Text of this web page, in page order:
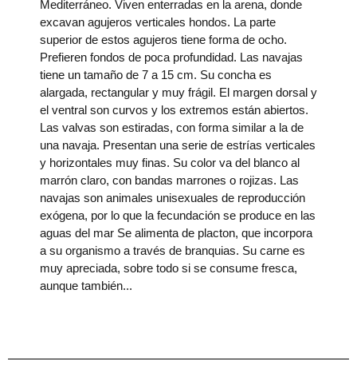
Mediterráneo. Viven enterradas en la arena, donde
excavan agujeros verticales hondos. La parte
superior de estos agujeros tiene forma de ocho.
Prefieren fondos de poca profundidad. Las navajas
tiene un tamaño de 7 a 15 cm. Su concha es
alargada, rectangular y muy frágil. El margen dorsal y
el ventral son curvos y los extremos están abiertos.
Las valvas son estiradas, con forma similar a la de
una navaja. Presentan una serie de estrías verticales
y horizontales muy finas. Su color va del blanco al
marrón claro, con bandas marrones o rojizas. Las
navajas son animales unisexuales de reproducción
exógena, por lo que la fecundación se produce en las
aguas del mar Se alimenta de placton, que incorpora
a su organismo a través de branquias. Su carne es
muy apreciada, sobre todo si se consume fresca,
aunque también